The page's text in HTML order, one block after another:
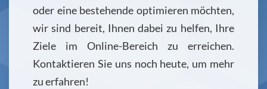
oder eine bestehende optimieren möchten,
wir sind bereit, Ihnen dabei zu helfen, Ihre
Ziele im Online-Bereich zu erreichen.
Kontaktieren Sie uns noch heute, um mehr
zu erfahren!